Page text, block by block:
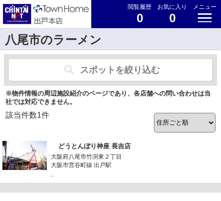
閲覧履歴
0
お気に入り
0
メニュー
八尾市のラーメン
スポットを絞り込む
※物件情報の周辺施設紹介のページであり、各店舗への問い合わせは当
社では対応できません。
該当件数1件
どうとんぼり神座 長吉店
大阪府八尾市竹渕東２丁目
大阪市営谷町線 出戸駅
-